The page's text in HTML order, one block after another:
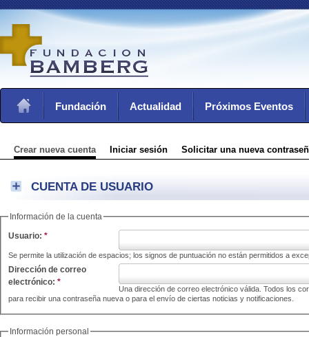
Fundación Actualidad Próximos Eventos
Crear nueva cuenta Iniciar sesión Solicitar una nueva
CUENTA DE USUARIO
Información de la cuenta
Usuario: *
Se permite la utilización de espacios; los signos de puntuación no están permitidos a
Dirección de correo
electrónico: *
Una dirección de correo electrónico válida. Todos los
para recibir una contraseña nueva o para el envío de ciertas noticias y notificaciones.
Información personal